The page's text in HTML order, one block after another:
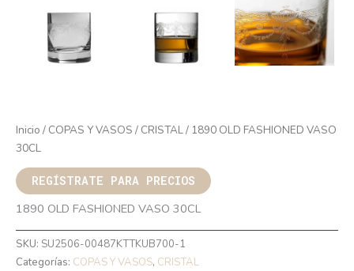
Inicio / COPAS Y VASOS / CRISTAL/ 1890 OLD FASHIONED VASO
30CL
REGÍSTRATE PARA PRECIOS
1890 OLD FASHIONED VASO 30CL
SKU: SU2506-00487KTTKUB700-1
Categorías: COPAS Y VASOS, CRISTAL